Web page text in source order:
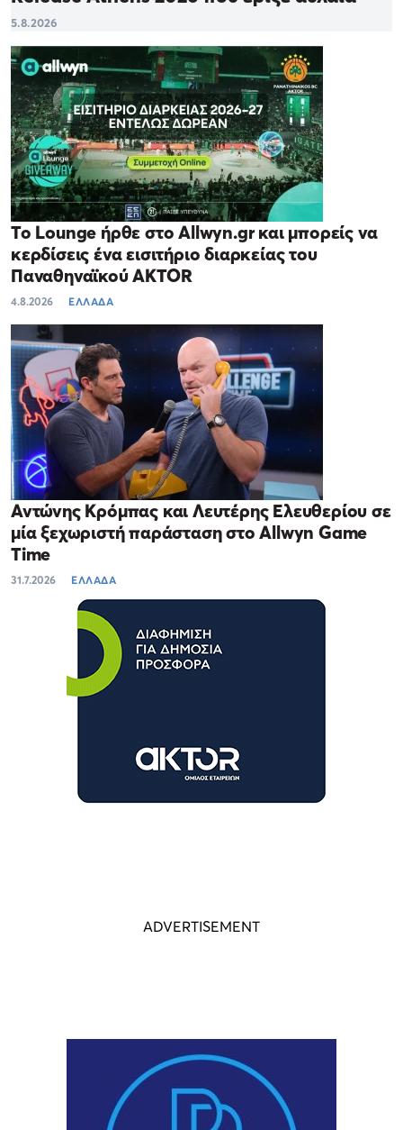
5.8.2026
Το Lounge ήρθε στο Allwyn.gr και μπορείς να
κερδίσεις ένα εισιτήριο διαρκείας του
Παναθηναϊκού AKTOR
4.8.2026 ΕΛΛΑΔΑ
Αντώνης Κρόμπας και Λευτέρης Ελευθερίου σε
μία ξεχωριστή παράσταση στο Allwyn Game
Time
31.7.2026 ΕΛΛΑΔΑ